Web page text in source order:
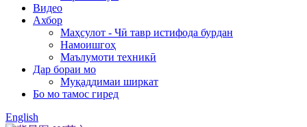
Видео
Ахбор
Маҳсулот - Чӣ тавр истифода бурдан
Намоишгоҳ
Маълумоти техникӣ
Дар бораи мо
Муқаддимаи ширкат
Бо мо тамос гиред
English